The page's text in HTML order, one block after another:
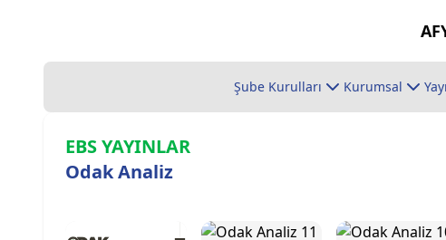
Şube Kurulları Kurumsal
EBS YAYINLAR
Odak Analiz